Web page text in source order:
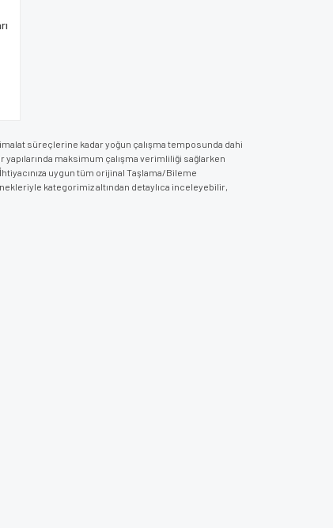
süreçlerine kadar yoğun çalışma temposunda dahi
maksimum çalışma verimliliği sağlarken
uygun tüm orijinal Taşlama/Bileme
kategorimiz altından detaylıca inceleyebilir,